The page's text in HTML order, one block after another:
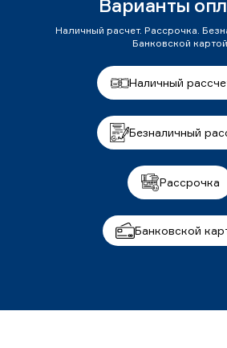
Варианты
Наличный расчет. Рассрочка.
Банковской картой
Наличный
Безналичный
Рассрочка
Банковской